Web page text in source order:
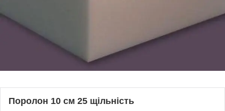
Поролон 10 см 25 щільність